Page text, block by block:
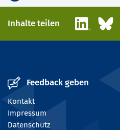
Inhalte teilen LinkedIn
Feedback geben
Kontakt
Impressum
Datenschutz